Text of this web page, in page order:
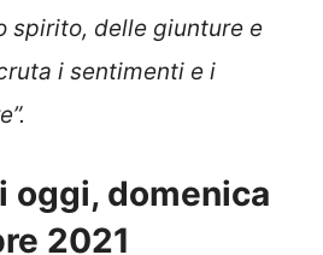
spirito, delle giunture e
i sentimenti e i
oggi, domenica
2021